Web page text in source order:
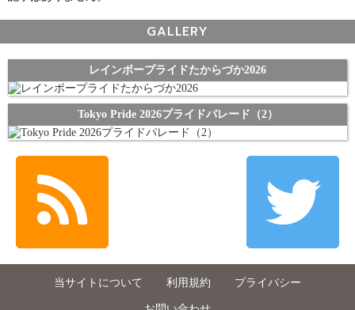
GALLERY
レインボープライドたからづか2026
Tokyo Pride 2026プライドパレード（2）
当サイトについて 利用規約 プライバシー